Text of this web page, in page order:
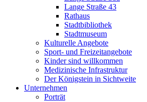
Lange Straße 43
Rathaus
Stadtbibliothek
Stadtmuseum
Kulturelle Angebote
Sport- und Freizeitangebote
Kinder sind willkommen
Medizinische Infrastruktur
Der Königstein in Sichtweite
Unternehmen
Porträt